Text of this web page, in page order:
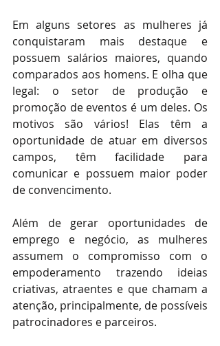
Em alguns setores as mulheres já
conquistaram mais destaque e
possuem salários maiores, quando
comparados aos homens. E olha que
legal: o setor de produção e
promoção de eventos é um deles. Os
motivos são vários! Elas têm a
oportunidade de atuar em diversos
campos, têm facilidade para
comunicar e possuem maior poder
de convencimento.
Além de gerar oportunidades de
emprego e negócio, as mulheres
assumem o compromisso com o
empoderamento trazendo ideias
criativas, atraentes e que chamam a
atenção, principalmente, de possíveis
patrocinadores e parceiros.